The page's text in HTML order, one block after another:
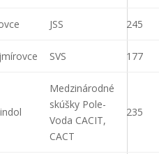
JSS 245
SVS 177
Medzinárodné
skúšky Pole-
Voda CACIT,
CACT
235